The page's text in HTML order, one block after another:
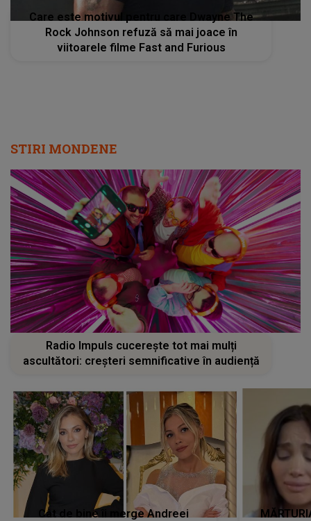
Care este motivul pentru care Dwayne The
Rock Johnson refuză să mai joace în
viitoarele filme Fast and Furious
STIRI MONDENE
Radio Impuls cucerește tot mai mulți
ascultători: creșteri semnificative în audiență
Cât de bine îi merge Andreei